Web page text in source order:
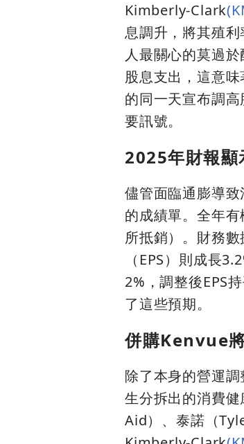
Kimberly-Clark
息調升，將其殖
人最關心的莫過
股息支出，這意
的同一天宣布調
要訊號。
2025年財報顯
儘管面臨通膨導
的成績單。全年
所抵銷）。財務
（EPS）則成長
2%，調整後EPS
了這些預期。
併購Kenvue
除了本身的營運
生分拆出的消費
Aid）、泰諾（